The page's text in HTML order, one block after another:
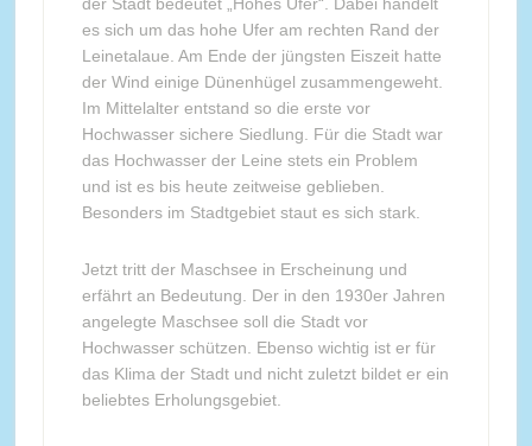
es sich um das hohe Ufer am rechten Rand der
Leinetalaue. Am Ende der jüngsten Eiszeit hatte
der Wind einige Dünenhügel zusammengeweht.
Im Mittelalter entstand so die erste vor
Hochwasser sichere Siedlung. Für die Stadt war
das Hochwasser der Leine stets ein Problem
und ist es bis heute zeitweise geblieben.
Besonders im Stadtgebiet staut es sich stark.
Jetzt tritt der Maschsee in Erscheinung und
erfährt an Bedeutung. Der in den 1930er Jahren
angelegte Maschsee soll die Stadt vor
Hochwasser schützen. Ebenso wichtig ist er für
das Klima der Stadt und nicht zuletzt bildet er ein
beliebtes Erholungsgebiet.